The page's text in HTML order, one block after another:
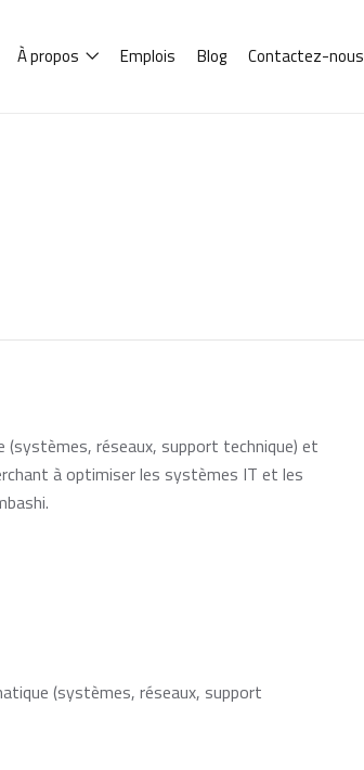
À propos Emplois Blog Contactez-nous
réseaux, support technique) et
à optimiser les systèmes IT et les
(systèmes, réseaux, support